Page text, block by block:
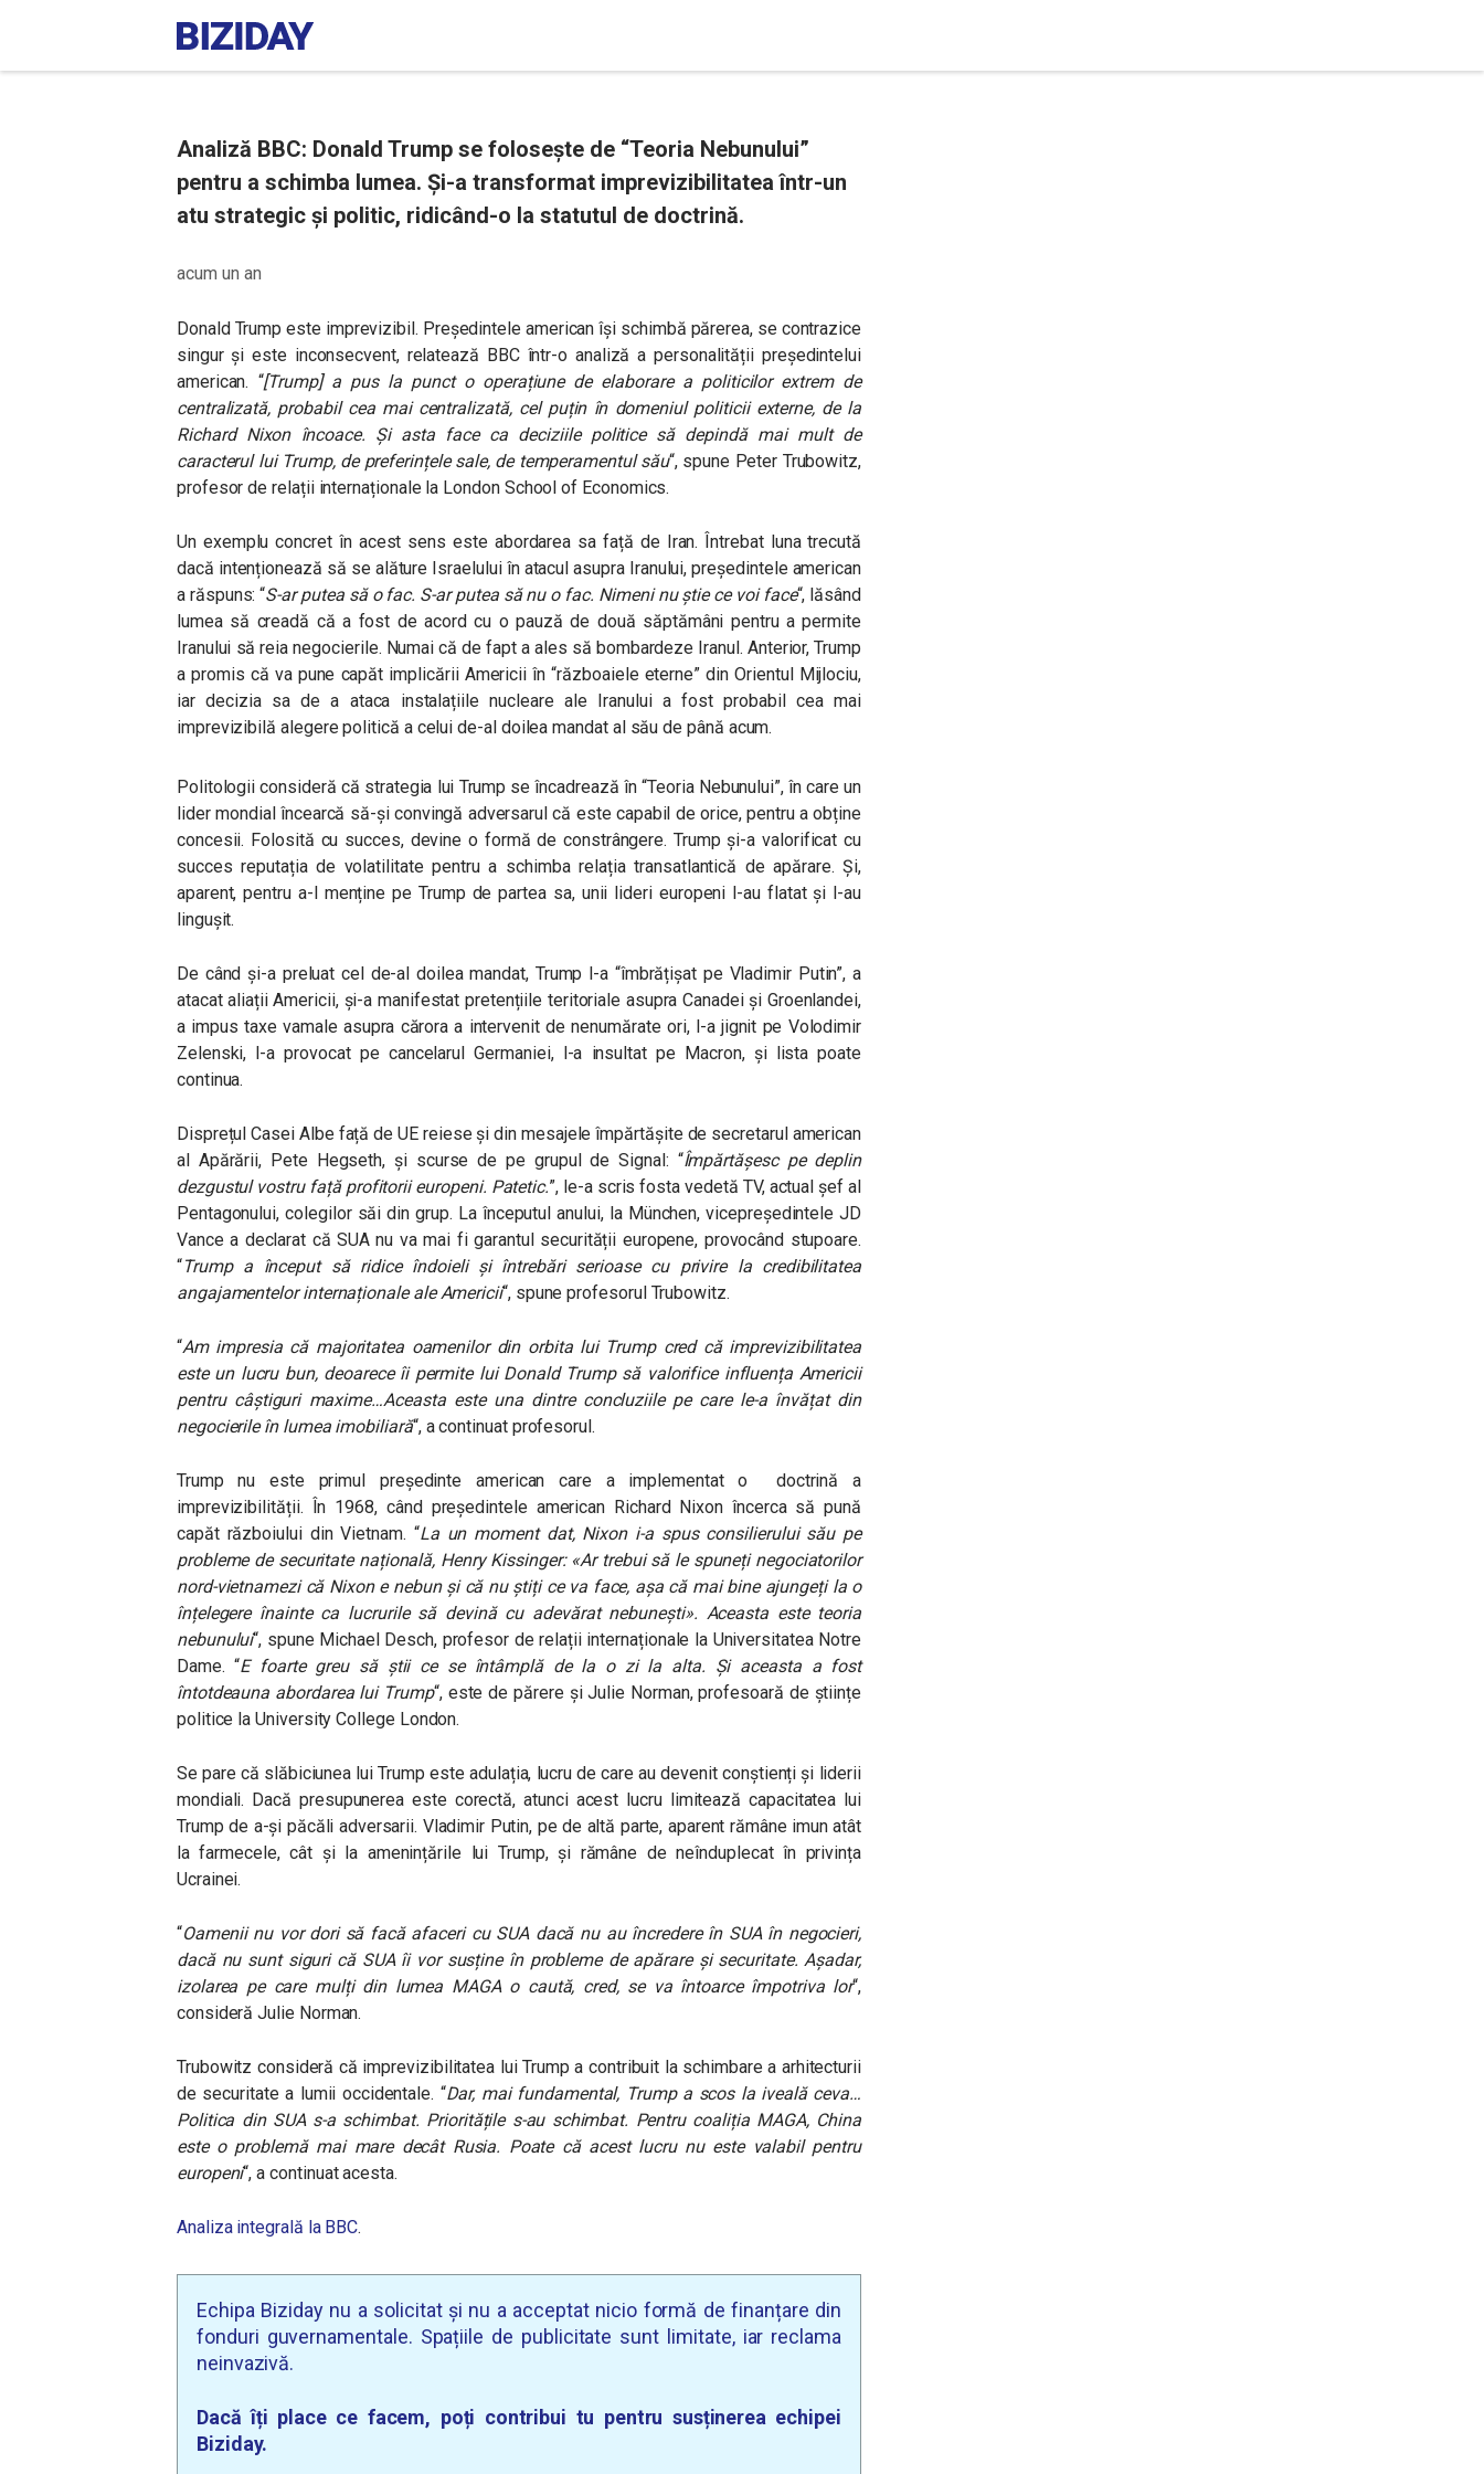
Analiză BBC: Donald Trump se folosește de “Teoria Nebunului”
pentru a schimba lumea. Și-a transformat imprevizibilitatea într-un
atu strategic și politic, ridicând-o la statutul de doctrină.
acum un an
Donald Trump este imprevizibil. Președintele american își schimbă părerea, se contrazice
singur și este inconsecvent, relatează BBC într-o analiză a personalității președintelui
american. “[Trump] a pus la punct o operațiune de elaborare a politicilor extrem de
centralizată, probabil cea mai centralizată, cel puțin în domeniul politicii externe, de la
Richard Nixon încoace. Și asta face ca deciziile politice să depindă mai mult de
caracterul lui Trump, de preferințele sale, de temperamentul său“, spune Peter Trubowitz,
profesor de relații internaționale la London School of Economics.
Un exemplu concret în acest sens este abordarea sa față de Iran. Întrebat luna trecută
dacă intenționează să se alăture Israelului în atacul asupra Iranului, președintele american
a răspuns: “S-ar putea să o fac. S-ar putea să nu o fac. Nimeni nu știe ce voi face“, lăsând
lumea să creadă că a fost de acord cu o pauză de două săptămâni pentru a permite
Iranului să reia negocierile. Numai că de fapt a ales să bombardeze Iranul. Anterior, Trump
a promis că va pune capăt implicării Americii în “războaiele eterne” din Orientul Mijlociu,
iar decizia sa de a ataca instalațiile nucleare ale Iranului a fost probabil cea mai
imprevizibilă alegere politică a celui de-al doilea mandat al său de până acum.
Politologii consideră că strategia lui Trump se încadrează în “Teoria Nebunului”, în care un
lider mondial încearcă să-și convingă adversarul că este capabil de orice, pentru a obține
concesii. Folosită cu succes, devine o formă de constrângere. Trump și-a valorificat cu
succes reputația de volatilitate pentru a schimba relația transatlantică de apărare. Și,
aparent, pentru a-l menține pe Trump de partea sa, unii lideri europeni l-au flatat și l-au
lingușit.
De când și-a preluat cel de-al doilea mandat, Trump l-a “îmbrățișat pe Vladimir Putin”, a
atacat aliații Americii, și-a manifestat pretențiile teritoriale asupra Canadei și Groenlandei,
a impus taxe vamale asupra cărora a intervenit de nenumărate ori, l-a jignit pe Volodimir
Zelenski, l-a provocat pe cancelarul Germaniei, l-a insultat pe Macron, și lista poate
continua.
Disprețul Casei Albe față de UE reiese și din mesajele împărtășite de secretarul american
al Apărării, Pete Hegseth, și scurse de pe grupul de Signal: “Împărtășesc pe deplin
dezgustul vostru față profitorii europeni. Patetic.”, le-a scris fosta vedetă TV, actual șef al
Pentagonului, colegilor săi din grup. La începutul anului, la München, vicepreședintele JD
Vance a declarat că SUA nu va mai fi garantul securității europene, provocând stupoare.
“Trump a început să ridice îndoieli și întrebări serioase cu privire la credibilitatea
angajamentelor internaționale ale Americii“, spune profesorul Trubowitz.
“Am impresia că majoritatea oamenilor din orbita lui Trump cred că imprevizibilitatea
este un lucru bun, deoarece îi permite lui Donald Trump să valorifice influența Americii
pentru câștiguri maxime…Aceasta este una dintre concluziile pe care le-a învățat din
negocierile în lumea imobiliară“, a continuat profesorul.
Trump nu este primul președinte american care a implementat o doctrină a
imprevizibilității. În 1968, când președintele american Richard Nixon încerca să pună
capăt războiului din Vietnam. “La un moment dat, Nixon i-a spus consilierului său pe
probleme de securitate națională, Henry Kissinger: «Ar trebui să le spuneți negociatorilor
nord-vietnamezi că Nixon e nebun și că nu știți ce va face, așa că mai bine ajungeți la o
înțelegere înainte ca lucrurile să devină cu adevărat nebunești». Aceasta este teoria
nebunului“, spune Michael Desch, profesor de relații internaționale la Universitatea Notre
Dame. “E foarte greu să știi ce se întâmplă de la o zi la alta. Și aceasta a fost
întotdeauna abordarea lui Trump“, este de părere și Julie Norman, profesoară de științe
politice la University College London.
Se pare că slăbiciunea lui Trump este adulația, lucru de care au devenit conștienți și liderii
mondiali. Dacă presupunerea este corectă, atunci acest lucru limitează capacitatea lui
Trump de a-și păcăli adversarii. Vladimir Putin, pe de altă parte, aparent rămâne imun atât
la farmecele, cât și la amenințările lui Trump, și rămâne de neînduplecat în privința
Ucrainei.
“Oamenii nu vor dori să facă afaceri cu SUA dacă nu au încredere în SUA în negocieri,
dacă nu sunt siguri că SUA îi vor susține în probleme de apărare și securitate. Așadar,
izolarea pe care mulți din lumea MAGA o caută, cred, se va întoarce împotriva lor“,
consideră Julie Norman.
Trubowitz consideră că imprevizibilitatea lui Trump a contribuit la schimbare a arhitecturii
de securitate a lumii occidentale. “Dar, mai fundamental, Trump a scos la iveală ceva…
Politica din SUA s-a schimbat. Prioritățile s-au schimbat. Pentru coaliția MAGA, China
este o problemă mai mare decât Rusia. Poate că acest lucru nu este valabil pentru
europeni“, a continuat acesta.
Analiza integrală la BBC.
Echipa Biziday nu a solicitat și nu a acceptat nicio formă de finanțare din
fonduri guvernamentale. Spațiile de publicitate sunt limitate, iar reclama
neinvazivă.
Dacă îți place ce facem, poți contribui tu pentru susținerea echipei
Biziday.